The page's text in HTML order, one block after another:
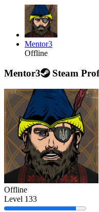
Mentor3
Offline
Mentor3 Steam
Offline
Level 133